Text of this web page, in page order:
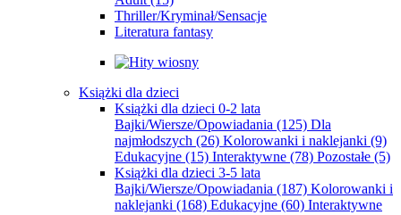
Thriller/Kryminał/Sensacje
Literatura fantasy
Książki dla dzieci
Książki dla dzieci 0-2 lata
Bajki/Wiersze/Opowiadania (125) Dla
najmłodszych (26) Kolorowanki i naklejanki (9)
Edukacyjne (15) Interaktywne (78) Pozostałe (5)
Książki dla dzieci 3-5 lata
Bajki/Wiersze/Opowiadania (187) Kolorowanki i
naklejanki (168) Edukacyjne (60) Interaktywne